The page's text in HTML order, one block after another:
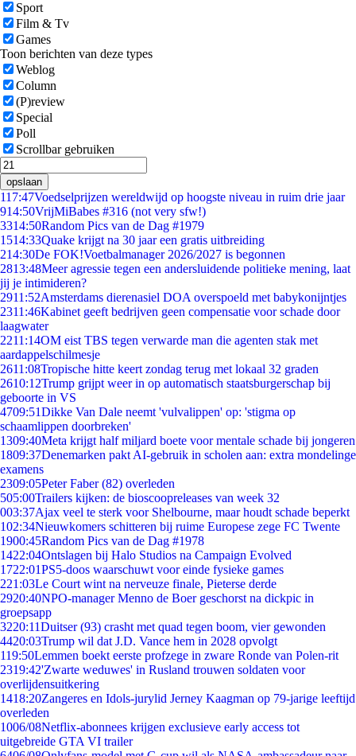
Sport
Film & Tv
Games
Toon berichten van deze types
Weblog
Column
(P)review
Special
Poll
Scrollbar gebruiken
opslaan
117:47Voedselprijzen wereldwijd op hoogste niveau in ruim drie jaar
914:50VrijMiBabes #316 (not very sfw!)
3314:50Random Pics van de Dag #1979
1514:33Quake krijgt na 30 jaar een gratis uitbreiding
214:30De FOK!Voetbalmanager 2026/2027 is begonnen
2813:48Meer agressie tegen een andersluidende politieke mening, laat
jij je intimideren?
2911:52Amsterdams dierenasiel DOA overspoeld met babykonijntjes
2311:46Kabinet geeft bedrijven geen compensatie voor schade door
laagwater
2211:14OM eist TBS tegen verwarde man die agenten stak met
aardappelschilmesje
2611:08Tropische hitte keert zondag terug met lokaal 32 graden
2610:12Trump grijpt weer in op automatisch staatsburgerschap bij
geboorte in VS
4709:51Dikke Van Dale neemt 'vulvalippen' op: 'stigma op
schaamlippen doorbreken'
1309:40Meta krijgt half miljard boete voor mentale schade bij jongeren
1809:37Denemarken pakt AI-gebruik in scholen aan: extra mondelinge
examens
2309:05Peter Faber (82) overleden
505:00Trailers kijken: de bioscoopreleases van week 32
003:37Ajax veel te sterk voor Shelbourne, maar houdt schade beperkt
102:34Nieuwkomers schitteren bij ruime Europese zege FC Twente
1900:45Random Pics van de Dag #1978
1422:04Ontslagen bij Halo Studios na Campaign Evolved
1722:01PS5-doos waarschuwt voor einde fysieke games
221:03Le Court wint na nerveuze finale, Pieterse derde
2920:40NPO-manager Menno de Boer geschorst na dickpic in
groepsapp
3220:11Duitser (93) crasht met quad tegen boom, vier gewonden
4420:03Trump wil dat J.D. Vance hem in 2028 opvolgt
119:50Lemmen boekt eerste profzege in zware Ronde van Polen-rit
2319:42'Zwarte weduwes' in Rusland trouwen soldaten voor
overlijdensuitkering
1418:20Zangeres en Idols-jurylid Jerney Kaagman op 79-jarige leeftijd
overleden
1006/08Netflix-abonnees krijgen exclusieve early access tot
uitgebreide GTA VI trailer